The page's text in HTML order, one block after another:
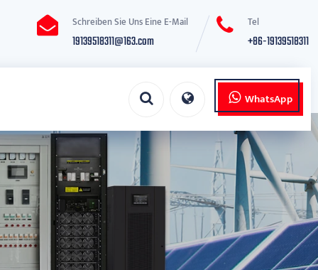
Schreiben Sie Uns Eine E-Mail
19139518311@163.com
Tel
+86-19139518311
WhatsApp